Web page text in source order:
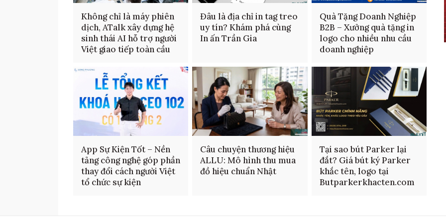
Không chỉ là máy phiên
dịch, ATalk xây dựng hệ
sinh thái AI hỗ trợ người
Việt giao tiếp toàn cầu
Đâu là địa chỉ in tag treo
uy tín? Khám phá cùng
In ấn Trần Gia
Quà Tặng Doanh Nghiệp
B2B – Xưởng quà tặng in
logo cho nhiều nhu cầu
doanh nghiệp
App Sự Kiện Tốt – Nền
tảng công nghệ góp phần
thay đổi cách người Việt
tổ chức sự kiện
Câu chuyện thương hiệu
ALLU: Mô hình thu mua
đồ hiệu chuẩn Nhật
Tại sao bút Parker lại
đắt? Giá bút ký Parker
khắc tên, logo tại
Butparkerkhacten.com